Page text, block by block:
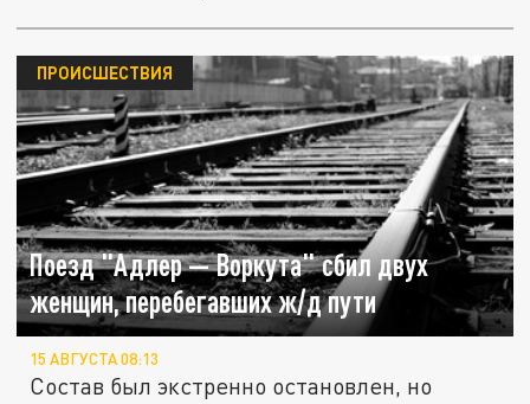
Поезд "Адлер — Воркута" сбил двух
женщин, перебегавших ж/д пути
ПРОИСШЕСТВИЯ
15 АВГУСТА 08:13
Состав был экстренно остановлен, но